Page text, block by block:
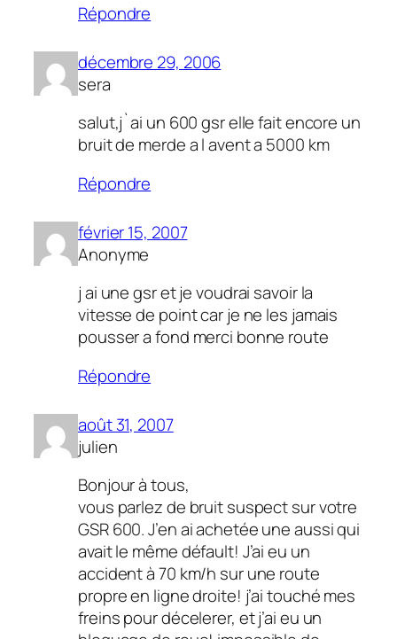
Répondre
décembre 29, 2006
sera
salut,j`ai un 600 gsr elle fait encore un
bruit de merde a l avent a 5000 km
Répondre
février 15, 2007
Anonyme
j ai une gsr et je voudrai savoir la
vitesse de point car je ne les jamais
pousser a fond merci bonne route
Répondre
août 31, 2007
julien
Bonjour à tous,
vous parlez de bruit suspect sur votre
GSR 600. J’en ai achetée une aussi qui
avait le même défault! J’ai eu un
accident à 70 km/h sur une route
propre en ligne droite! j’ai touché mes
freins pour décelerer, et j’ai eu un